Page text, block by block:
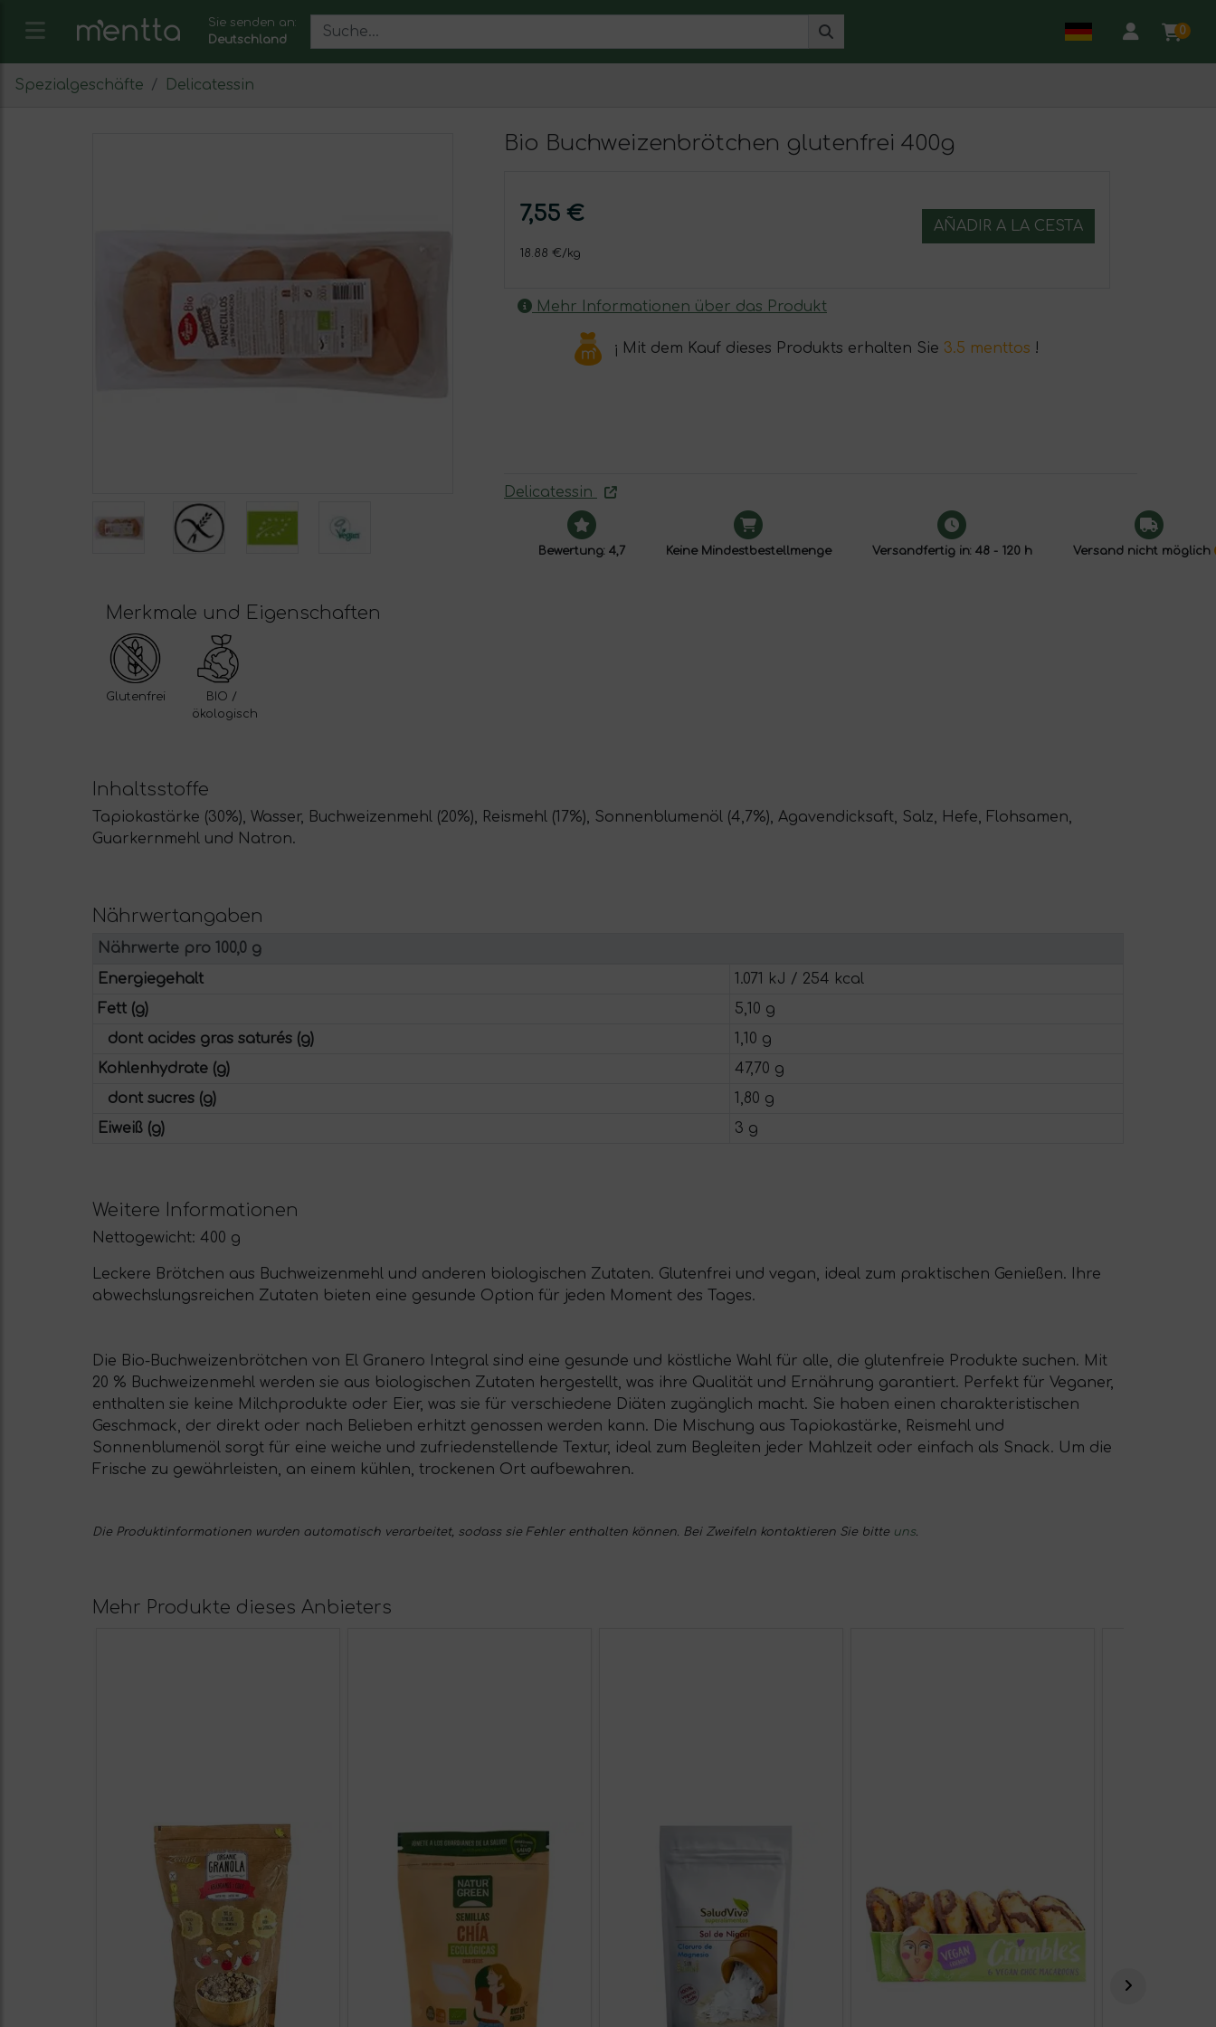
Sie senden an:
Deutschland
0
Spezialgeschäfte Delicatessin
Bio Buchweizenbrötchen glutenfrei 400g
7,55 €
18.88 €/kg
AÑADIR A LA CESTA
Mehr Informationen über das Produkt
¡ Mit dem Kauf dieses Produkts erhalten Sie 3.5 menttos !
Delicatessin
Bewertung: 4,7 Keine Mindestbestellmenge Versandfertig in: 48 - 120 h Versand nicht möglich
Merkmale und Eigenschaften
Glutenfrei
BIO /
ökologisch
Inhaltsstoffe
Tapiokastärke (30%), Wasser, Buchweizenmehl (20%), Reismehl (17%), Sonnenblumenöl (4,7%), Agavendicksaft, Salz, Hefe, Flohsamen,
Guarkernmehl und Natron.
Nährwertangaben
Nährwerte pro 100,0 g
Energiegehalt
1.071 kJ / 254 kcal
Fett (g)
5,10 g
dont acides gras saturés (g)
1,10 g
Kohlenhydrate (g)
47,70 g
dont sucres (g)
1,80 g
Eiweiß (g)
3 g
Weitere Informationen
Nettogewicht: 400 g
Leckere Brötchen aus Buchweizenmehl und anderen biologischen Zutaten. Glutenfrei und vegan, ideal zum praktischen Genießen. Ihre
abwechslungsreichen Zutaten bieten eine gesunde Option für jeden Moment des Tages.
Die Bio-Buchweizenbrötchen von El Granero Integral sind eine gesunde und köstliche Wahl für alle, die glutenfreie Produkte suchen. Mit
20 % Buchweizenmehl werden sie aus biologischen Zutaten hergestellt, was ihre Qualität und Ernährung garantiert. Perfekt für Veganer,
enthalten sie keine Milchprodukte oder Eier, was sie für verschiedene Diäten zugänglich macht. Sie haben einen charakteristischen
Geschmack, der direkt oder nach Belieben erhitzt genossen werden kann. Die Mischung aus Tapiokastärke, Reismehl und
Sonnenblumenöl sorgt für eine weiche und zufriedenstellende Textur, ideal zum Begleiten jeder Mahlzeit oder einfach als Snack. Um die
Frische zu gewährleisten, an einem kühlen, trockenen Ort aufbewahren.
Die Produktinformationen wurden automatisch verarbeitet, sodass sie Fehler enthalten können. Bei Zweifeln kontaktieren Sie bitte uns.
Mehr Produkte dieses Anbieters